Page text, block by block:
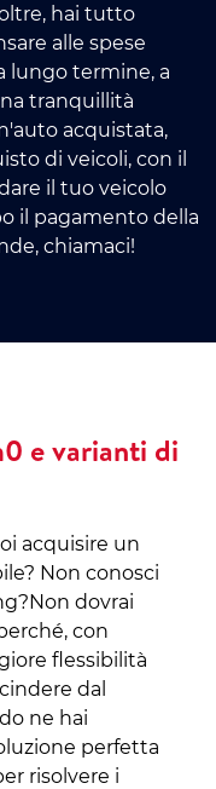
hai tutto
alle spese
lungo termine, a
tranquillità
acquistata,
di veicoli, con il
il tuo veicolo
il pagamento della
chiamaci!
e varianti di
acquisire un
Non conosci
dovrai
con
flessibilità
dal
ne hai
perfetta
risolvere i